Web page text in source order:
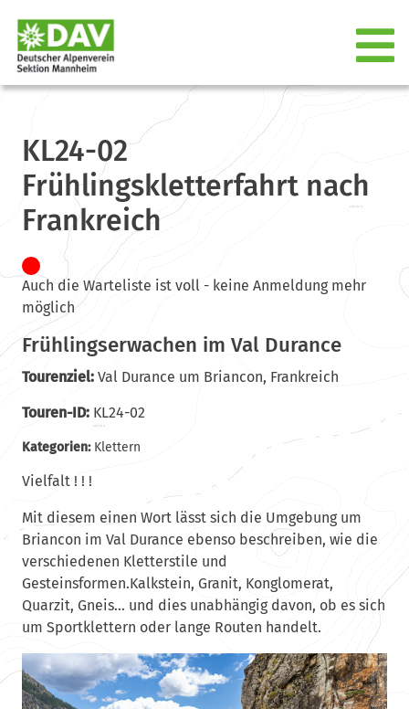
KL24-02
Frühlingskletterfahrt nach
Frankreich
Auch die Warteliste ist voll - keine Anmeldung mehr
möglich
Frühlingserwachen im Val Durance
Tourenziel:Val Durance um Briancon, Frankreich
Touren-ID:KL24-02
Kategorien: Klettern
Vielfalt ! ! !
Mit diesem einen Wort lässt sich die Umgebung um
Briancon im Val Durance ebenso beschreiben, wie die
verschiedenen Kletterstile und
Gesteinsformen.Kalkstein, Granit, Konglomerat,
Quarzit, Gneis… und dies unabhängig davon, ob es sich
um Sportklettern oder lange Routen handelt.